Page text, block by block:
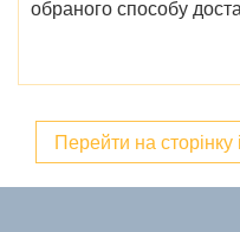
обраного способу
Перейти на сторінку